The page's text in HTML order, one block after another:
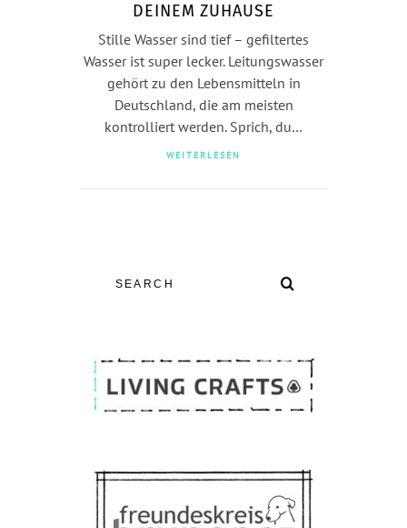
DEINEM ZUHAUSE
Stille Wasser sind tief – gefiltertes
Wasser ist super lecker. Leitungswasser
gehört zu den Lebensmitteln in
Deutschland, die am meisten
kontrolliert werden. Sprich, du…
WEITERLESEN